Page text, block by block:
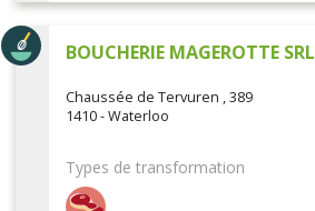
BOUCHERIE MAGEROTTE SRL
Chaussée de Tervuren , 389
1410 - Waterloo
Types de transformation